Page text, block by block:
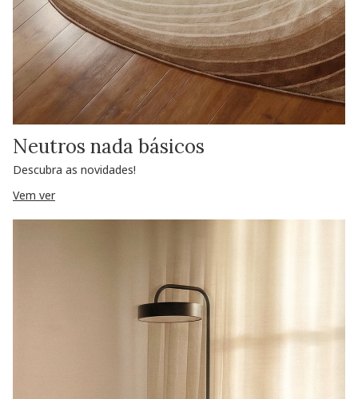
Neutros nada básicos
Descubra as novidades!
Vem ver